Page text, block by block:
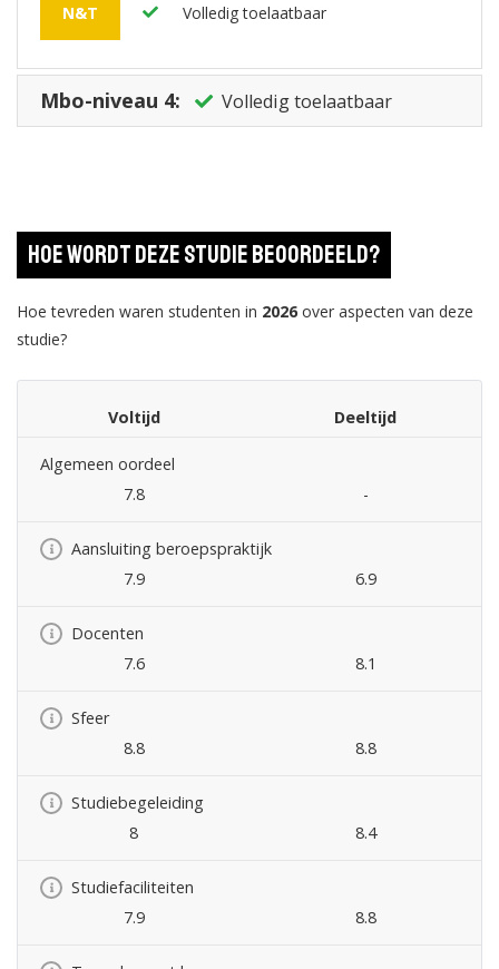
N&T Volledig toelaatbaar
Mbo-niveau 4: Volledig toelaatbaar
Hoe wordt deze studie beoordeeld?
Hoe tevreden waren studenten in 2026 over aspecten van deze
studie?
Voltijd Deeltijd
Algemeen oordeel
7.8
-
Aansluiting beroepspraktijk
7.9
6.9
Docenten
7.6
8.1
Sfeer
8.8
8.8
Studiebegeleiding
8
8.4
Studiefaciliteiten
7.9
8.8